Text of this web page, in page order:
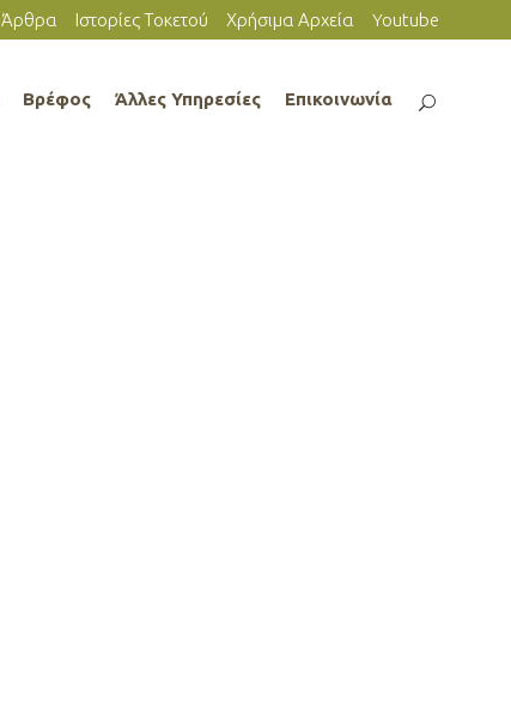
Άρθρα Ιστορίες Τοκετού Χρήσιμα Αρχεία Youtube
Βρέφος Άλλες Υπηρεσίες Επικοινωνία